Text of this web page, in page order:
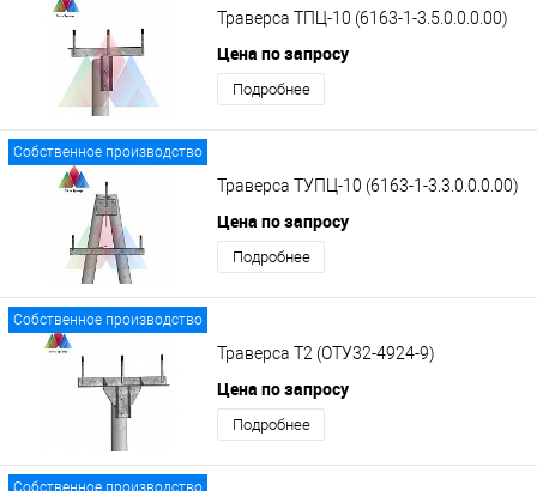
Траверса ТПЦ-10 (6163-1-3.5.0.0.0.00)
Цена по запросу
Подробнее
Собственное производство
Траверса ТУПЦ-10 (6163-1-3.3.0.0.0.00)
Цена по запросу
Подробнее
Собственное производство
Траверса Т2 (ОТУ32-4924-9)
Цена по запросу
Подробнее
Собственное производство